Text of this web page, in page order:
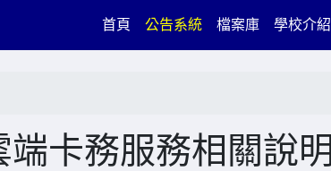
首頁(current)
公告系統 檔案庫 學校介紹
卡務服務相關說明